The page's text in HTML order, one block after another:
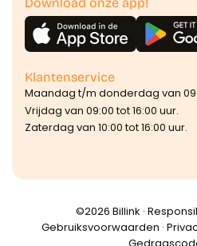
Klantenservice
Maandag t/m donderdag van
Vrijdag van 09:00 tot 16:00 uur.
Zaterdag van 10:00 tot 16:00 uur.
©️2026 Billink ·
Gebruiksvoorwaarden ·